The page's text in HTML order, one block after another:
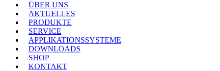
ÜBER UNS
AKTUELLES
PRODUKTE
SERVICE
APPLIKATIONSSYSTEME
DOWNLOADS
SHOP
KONTAKT